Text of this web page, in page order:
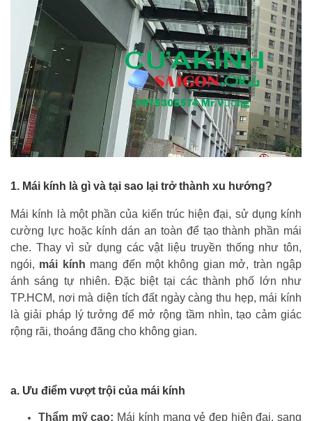
1. Mái kính là gì và tại sao lại trở thành xu hướng?
Mái kính là một phần của kiến trúc hiện đại, sử dụng kính
cường lực hoặc kính dán an toàn để tạo thành phần mái
che. Thay vì sử dụng các vật liệu truyền thống như tôn,
ngói, mái kính mang đến một không gian mở, tràn ngập
ánh sáng tự nhiên. Đặc biệt tại các thành phố lớn như
TP.HCM, nơi mà diện tích đất ngày càng thu hẹp, mái kính
là giải pháp lý tưởng để mở rộng tầm nhìn, tạo cảm giác
rộng rãi, thoáng đãng cho không gian.
a. Ưu điểm vượt trội của mái kính
Thẩm mỹ cao: Mái kính mang vẻ đẹp hiện đại, sang